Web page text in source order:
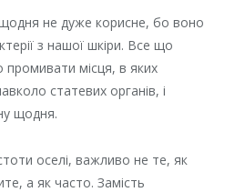
не дуже корисне, бо воно
з нашої шкіри. Все що
місця, в яких
статевих органів, і
щодня.
оселі, важливо не те, як
а як часто. Замість